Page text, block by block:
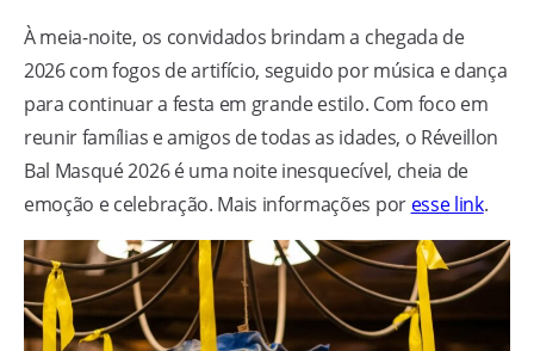
À meia-noite, os convidados brindam a chegada de
2026 com fogos de artifício, seguido por música e dança
para continuar a festa em grande estilo. Com foco em
reunir famílias e amigos de todas as idades, o Réveillon
Bal Masqué 2026 é uma noite inesquecível, cheia de
emoção e celebração. Mais informações por esse link.